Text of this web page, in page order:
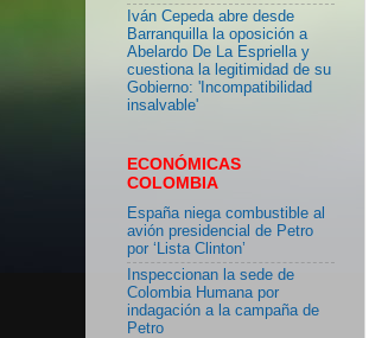
Iván Cepeda abre desde
Barranquilla la oposición a
Abelardo De La Espriella y
cuestiona la legitimidad de su
Gobierno: 'Incompatibilidad
insalvable'
ECONÓMICAS
COLOMBIA
España niega combustible al
avión presidencial de Petro
por ‘Lista Clinton’
Inspeccionan la sede de
Colombia Humana por
indagación a la campaña de
Petro